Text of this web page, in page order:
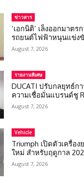
ข่าวสาร
‘เอกนิติ’ เล็งออกมาต
รถยนต์ไฟฟ้าหนุนแข่ง
August 7, 2026
รายงานพิเศษ
DUCATI ปรับกลยุทธ์ก
ความเชื่อมั่นแบรนด์ชู
August 7, 2026
Vehicle
Triumph เปิดตัวเครื่อ
ใหม่ สำหรับฤดูกาล
August 7, 2026